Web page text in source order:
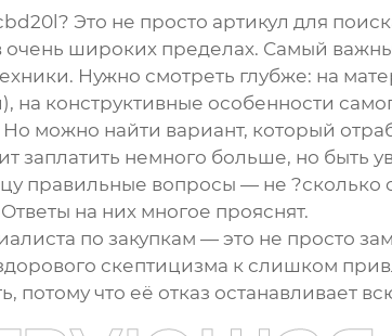
? Это не просто артикул для
очень широких пределах. Самый
Нужно смотреть глубже: на
), на конструктивные особенности
можно найти вариант, который
заплатить немного больше, но быть
правильные вопросы — не ?сколько
на них многое прояснят.
по закупкам — это не просто
скептицизма к слишком
потому что её отказ останавливает